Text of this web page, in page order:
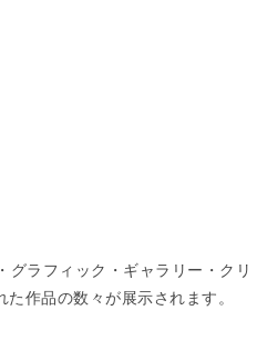
ラフィック・ギャラリー・クリ
作品の数々が展示されます。